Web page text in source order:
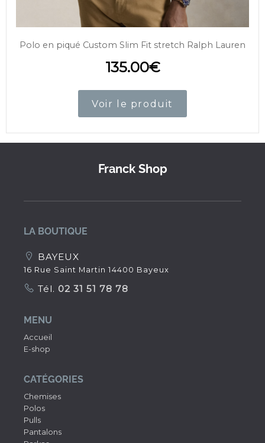
Polo en piqué Custom Slim Fit stretch Ralph Lauren
135.00€
Voir le produit
Franck Shop
LA BOUTIQUE
BAYEUX
16 Rue Saint Martin 14400 Bayeux
Tél. 02 31 51 78 78
MENU
Accueil
E-shop
CATÉGORIES
Chemises
Polos
Pulls
Pantalons